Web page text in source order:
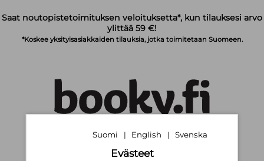
Saat noutopistetoimituksen veloituksetta*, kun tilauksesi arvo
ylittää 59 €!
*Koskee yksityisasiakkaiden tilauksia, jotka toimitetaan Suomeen.
English Svenska
Suomi | English | Svenska
Evästeet